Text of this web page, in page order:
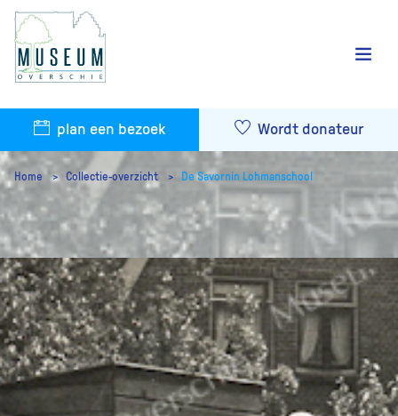
plan een bezoek Wordt donateur
Home Collectie-overzicht De Savornin Lohmanschool